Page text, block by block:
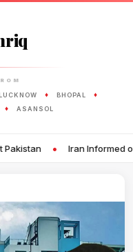
♦ BHOPAL ♦
♦ ASANSOL
of Permitting Maximum